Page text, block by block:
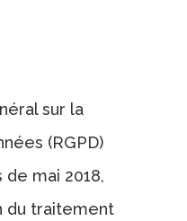
sur la
(RGPD)
mai 2018,
du traitement